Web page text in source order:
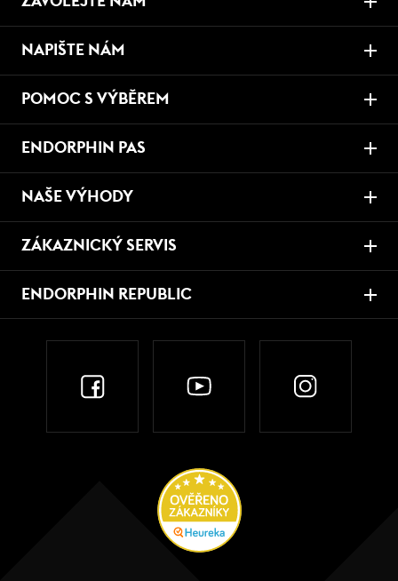
NAPIŠTE NÁM
POMOC S VÝBĚREM
ENDORPHIN PAS
NAŠE VÝHODY
ZÁKAZNICKÝ SERVIS
ENDORPHIN REPUBLIC